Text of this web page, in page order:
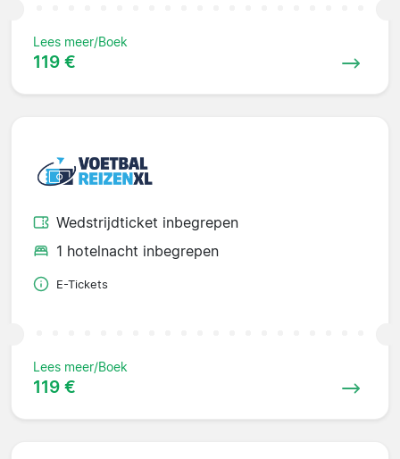
Lees meer/Boek
119 €
Wedstrijdticket inbegrepen
1 hotelnacht inbegrepen
E-Tickets
Lees meer/Boek
119 €